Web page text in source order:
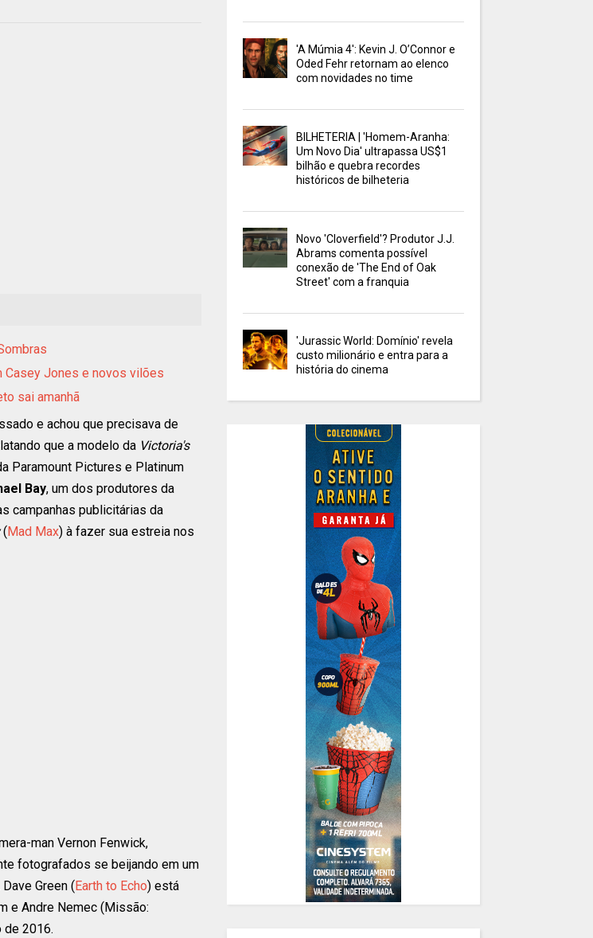
Casey Jones e novos vilões
sai amanhã
e achou que precisava de
que a modelo da Victoria's
Paramount Pictures e Platinum
Bay, um dos produtores da
campanhas publicitárias da
(Mad Max) à fazer sua estreia nos
man Vernon Fenwick,
fotografados se beijando em um
Green (Earth to Echo) está
e Andre Nemec (Missão:
de 2016.
'A Múmia 4': Kevin J. O’Connor e
Oded Fehr retornam ao elenco
com novidades no time
BILHETERIA | 'Homem-Aranha:
Um Novo Dia' ultrapassa US$1
bilhão e quebra recordes
históricos de bilheteria
Novo 'Cloverfield'? Produtor J.J.
Abrams comenta possível
conexão de 'The End of Oak
Street' com a franquia
'Jurassic World: Domínio' revela
custo milionário e entra para a
história do cinema